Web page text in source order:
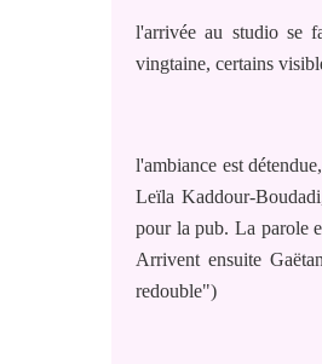
l'arrivée au studio se
vingtaine, certains
l'ambiance est
Leïla Kaddour-
pour la pub. La parole
Arrivent ensuite
redouble")